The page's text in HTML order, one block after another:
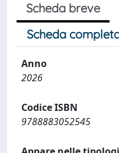
Scheda breve
Scheda
Anno
2026
Codice ISBN
9788883052545